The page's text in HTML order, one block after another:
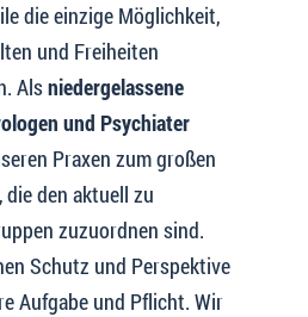
die einzige Möglichkeit,
und Freiheiten
Alsniedergelassene
und Psychiater
Praxen zum großen
den aktuell zu
zuzuordnen sind.
Schutz und Perspektive
Aufgabe und Pflicht. Wir